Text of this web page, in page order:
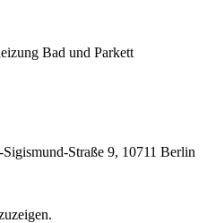
Bad und Parkett
Sigismund-Straße 9, 10711 Berlin